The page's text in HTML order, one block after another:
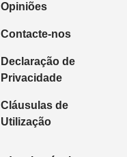
Opiniões
Contacte-nos
Declaração de
Privacidade
Cláusulas de
Utilização